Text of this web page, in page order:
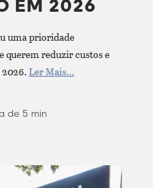
EM 2026
uma prioridade
querem reduzir custos e
Ler Mais...
de 5 min